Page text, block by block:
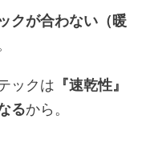
クが合わない（暖
ックは 『速乾性』
るから。